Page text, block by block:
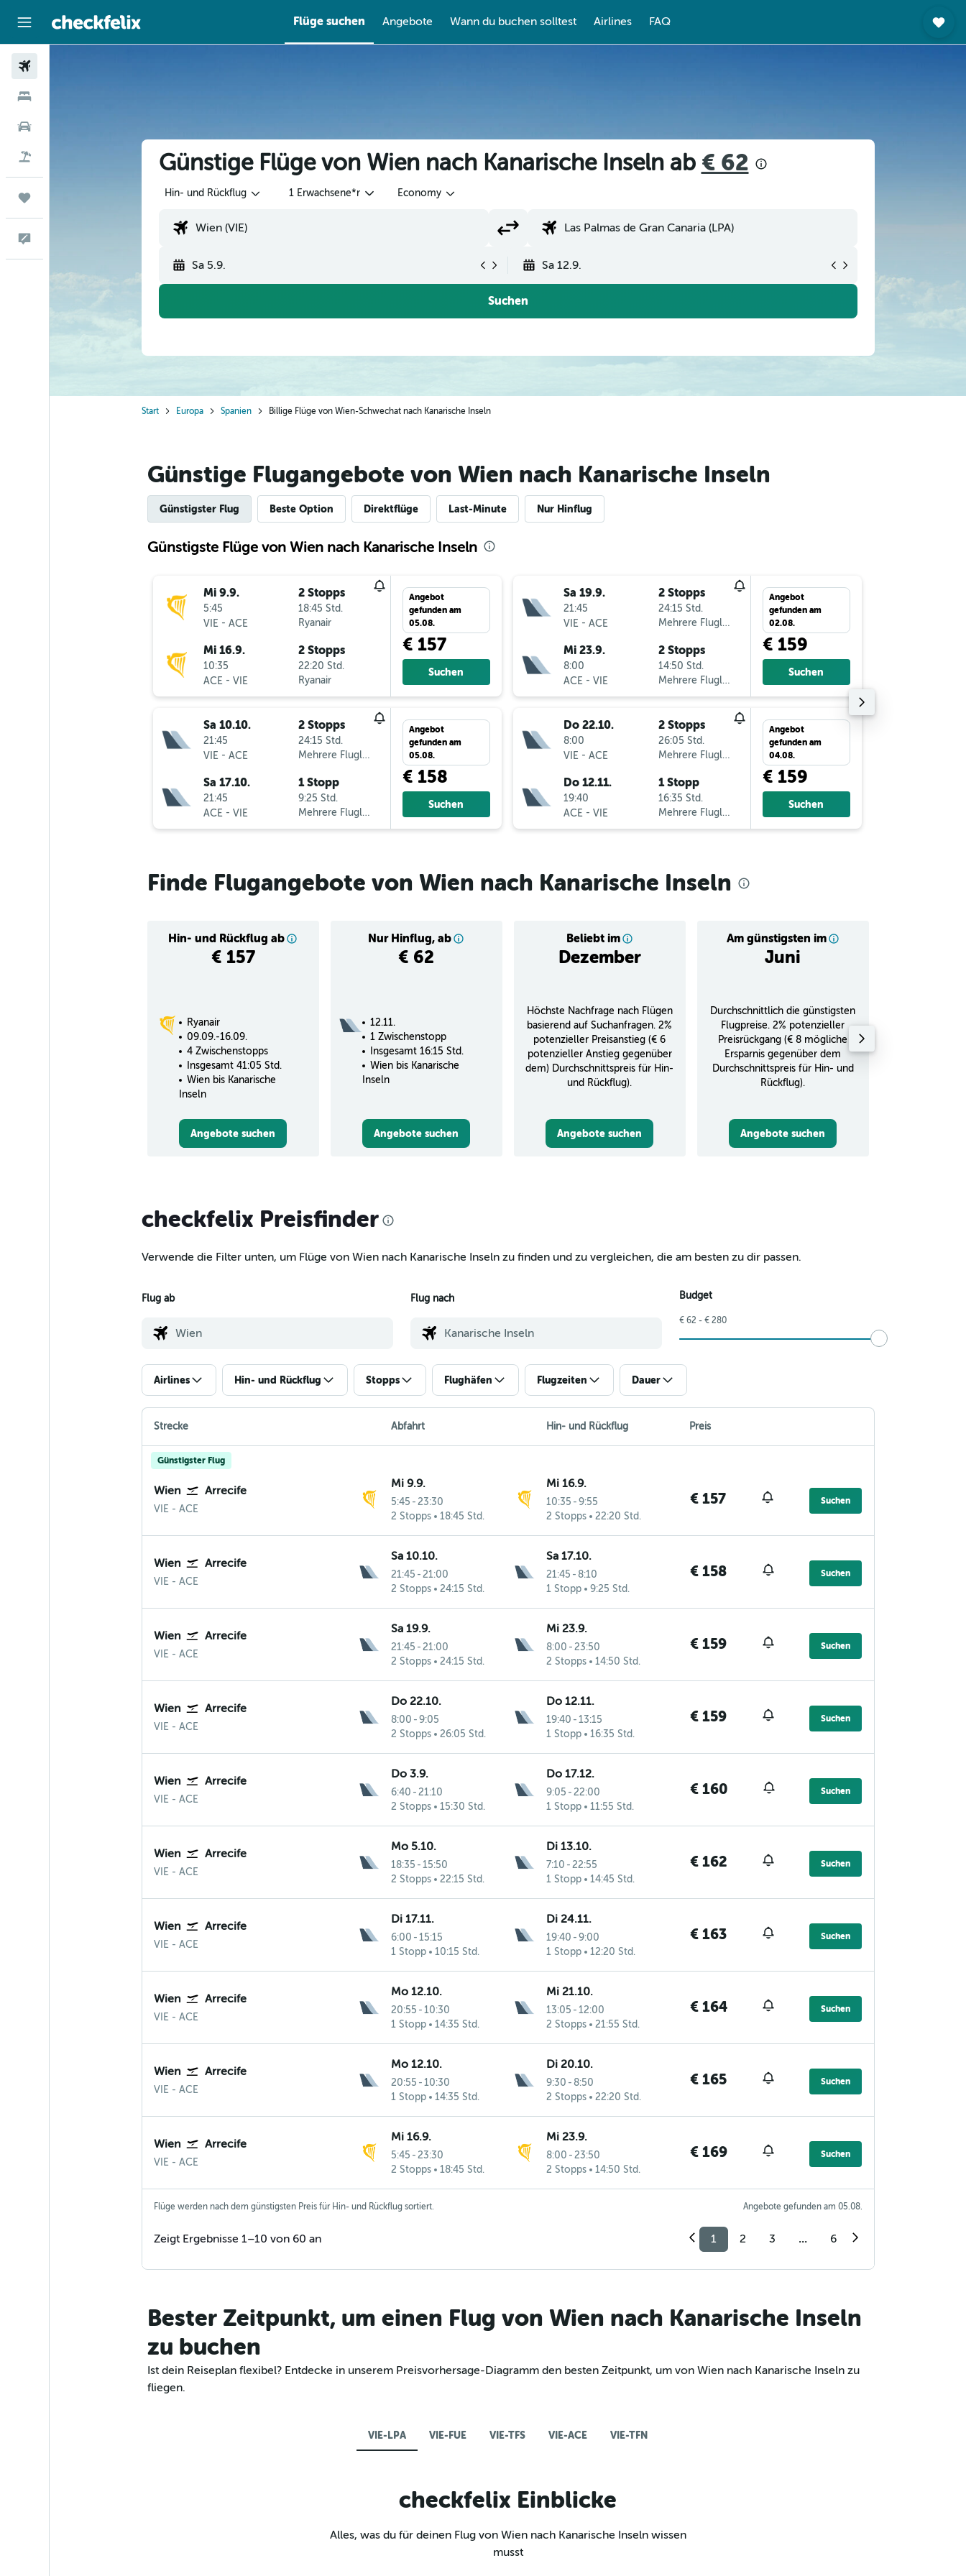
Flüge suchen Angebote Wann du buchen solltest Airlines FAQ
Günstige Flüge von Wien nach Kanarische Inseln ab € 62
Hin- und Rückflug 1 Erwachsene*r Economy
Sa 5.9. Sa 12.9.
Suchen
Start Europa Spanien Billige Flüge von Wien-Schwechat nach Kanarische Inseln
Günstige Flugangebote von Wien nach Kanarische Inseln
Günstigster Flug Beste Option Direktflüge Last-Minute Nur Hinflug
Günstigste Flüge von Wien nach Kanarische Inseln
Mi 9.9.
5:45
VIE - ACE
2 Stopps
18:45 Std.
Ryanair
Mi 16.9.
10:35
ACE - VIE
2 Stopps
22:20 Std.
Ryanair
Angebot
gefunden am
05.08.
€ 157
Suchen
Sa 10.10.
21:45
VIE - ACE
2 Stopps
24:15 Std.
Mehrere Fluglinien
Sa 17.10.
21:45
ACE - VIE
1 Stopp
9:25 Std.
Mehrere Fluglinien
Angebot
gefunden am
05.08.
€ 158
Suchen
Sa 19.9.
21:45
VIE - ACE
2 Stopps
24:15 Std.
Mehrere Fluglinien
Mi 23.9.
8:00
ACE - VIE
2 Stopps
14:50 Std.
Mehrere Fluglinien
Angebot
gefunden am
02.08.
€ 159
Suchen
Do 22.10.
8:00
VIE - ACE
2 Stopps
26:05 Std.
Mehrere Fluglinien
Do 12.11.
19:40
ACE - VIE
1 Stopp
16:35 Std.
Mehrere Fluglinien
Angebot
gefunden am
04.08.
€ 159
Suchen
Finde Flugangebote von Wien nach Kanarische Inseln
Hin- und Rückflug ab
€ 157
Nur Hinflug, ab
€ 62
Beliebt im
Dezember
Am günstigsten im
Juni
Ryanair
09.09.-16.09.
4 Zwischenstopps
Insgesamt 41:05 Std.
Wien bis Kanarische
Inseln
Angebote suchen
12.11.
1 Zwischenstopp
Insgesamt 16:15 Std.
Wien bis Kanarische
Inseln
Angebote suchen
Höchste Nachfrage nach Flügen
basierend auf Suchanfragen. 2%
potenzieller Preisanstieg (€ 6
potenzieller Anstieg gegenüber
dem) Durchschnittspreis für Hin-
und Rückflug).
Angebote suchen
Durchschnittlich die günstigsten
Flugpreise. 2% potenzieller
Preisrückgang (€ 8 mögliche
Ersparnis gegenüber dem
Durchschnittspreis für Hin- und
Rückflug).
Angebote suchen
checkfelix Preisfinder
Verwende die Filter unten, um Flüge von Wien nach Kanarische Inseln zu finden und zu vergleichen, die am besten zu dir passen.
Flug ab Flug nach Budget
€ 62 - € 280
Airlines Hin- und Rückflug Stopps Flughäfen Flugzeiten Dauer
Strecke Abfahrt Hin- und Rückflug Preis
Günstigster Flug
Wien Arrecife
VIE Wien-Schwechat
- ACE
Mi 9.9.
5:45 - 23:30
2 Stopps
18:45 Std.
Mi 16.9.
10:35 - 9:55
2 Stopps
22:20 Std.
€ 157 Suchen
Wien Arrecife
VIE Wien-Schwechat
- ACE
Sa 10.10.
21:45 - 21:00
2 Stopps
24:15 Std.
Sa 17.10.
21:45 - 8:10
1 Stopp
9:25 Std.
€ 158 Suchen
Wien Arrecife
VIE Wien-Schwechat
- ACE
Sa 19.9.
21:45 - 21:00
2 Stopps
24:15 Std.
Mi 23.9.
8:00 - 23:50
2 Stopps
14:50 Std.
€ 159 Suchen
Wien Arrecife
VIE Wien-Schwechat
- ACE
Do 22.10.
8:00 - 9:05
2 Stopps
26:05 Std.
Do 12.11.
19:40 - 13:15
1 Stopp
16:35 Std.
€ 159 Suchen
Wien Arrecife
VIE Wien-Schwechat
- ACE
Do 3.9.
6:40 - 21:10
2 Stopps
15:30 Std.
Do 17.12.
9:05 - 22:00
1 Stopp
11:55 Std.
€ 160 Suchen
Wien Arrecife
VIE Wien-Schwechat
- ACE
Mo 5.10.
18:35 - 15:50
2 Stopps
22:15 Std.
Di 13.10.
7:10 - 22:55
1 Stopp
14:45 Std.
€ 162 Suchen
Wien Arrecife
VIE Wien-Schwechat
- ACE
Di 17.11.
6:00 - 15:15
1 Stopp
10:15 Std.
Di 24.11.
19:40 - 9:00
1 Stopp
12:20 Std.
€ 163 Suchen
Wien Arrecife
VIE Wien-Schwechat
- ACE
Mo 12.10.
20:55 - 10:30
1 Stopp
14:35 Std.
Mi 21.10.
13:05 - 12:00
2 Stopps
21:55 Std.
€ 164 Suchen
Wien Arrecife
VIE Wien-Schwechat
- ACE
Mo 12.10.
20:55 - 10:30
1 Stopp
14:35 Std.
Di 20.10.
9:30 - 8:50
2 Stopps
22:20 Std.
€ 165 Suchen
Wien Arrecife
VIE Wien-Schwechat
- ACE
Mi 16.9.
5:45 - 23:30
2 Stopps
18:45 Std.
Mi 23.9.
8:00 - 23:50
2 Stopps
14:50 Std.
€ 169 Suchen
Flüge werden nach dem günstigsten Preis für Hin- und Rückflug sortiert. Angebote gefunden am 05.08.
Zeigt Ergebnisse 1–10 von 60 an 1 2 3 ... 6
Bester Zeitpunkt, um einen Flug von Wien nach Kanarische Inseln
zu buchen
Ist dein Reiseplan flexibel? Entdecke in unserem Preisvorhersage-Diagramm den besten Zeitpunkt, um von Wien nach Kanarische Inseln zu
fliegen.
VIE-LPA VIE-FUE VIE-TFS VIE-ACE VIE-TFN
checkfelix Einblicke
Alles, was du für deinen Flug von Wien nach Kanarische Inseln wissen
musst